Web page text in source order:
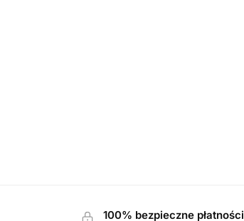
100% bezpieczne płatności